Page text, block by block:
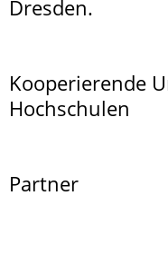
Dresden.
Kooperierende
Hochschulen
Partner